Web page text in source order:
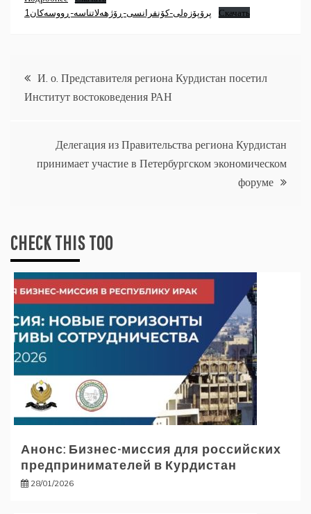
پرۆپۆزەلی-کۆنفرانسی-ڕۆژهەلاتناسە-ڕووسەکان1
Скачать
Навигация
записям
И. о. Представителя региона Курдистан посетил
Институт востоковедения РАН
Делегация из Правительства региона Курдистан
принимает участие в Петербургском экономическом
форуме
CHECK THIS TOO
Анонс: Бизнес-миссия для российских
предпринимателей в Курдистан
28/01/2026